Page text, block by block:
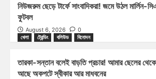
নিউজরুম ছেড়ে টার্ফে সাংবাদিকরা! জমে উঠল মার্লিন-
ফুটবল
August 6, 2026
0
খেলা
ট্রেন্ডিং বলিউড বিনোদন
তারকা-সন্তান বলেই বাড়তি প্রচার! আমার ছেলের
আছে অকপটে স্বীকার আর মাধবনের